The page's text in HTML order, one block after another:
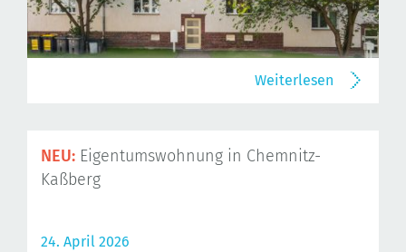
Weiterlesen
NEU: Eigentumswohnung in Chemnitz-
Kaßberg
24. April 2026